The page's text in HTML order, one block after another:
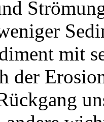
mit
der